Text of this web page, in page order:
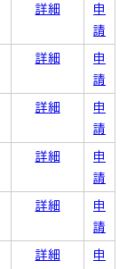
詳細
申
請
詳細
申
請
詳細
申
請
詳細
申
請
詳細
申
請
詳細
申